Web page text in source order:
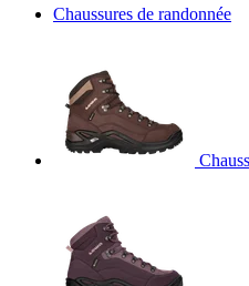
Chaussures de randonnée